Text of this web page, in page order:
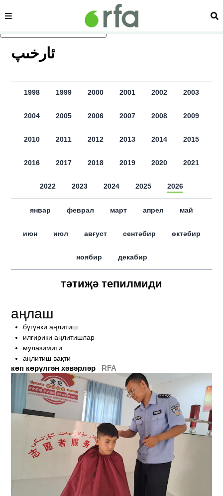
асаслиқ мәзмунға атлаң
сәһипә
ﺋﺎﺭﺧﯩﭗ
1998 1999 2000 2001 2002 2003
2004 2005 2006 2007 2008 2009
2010 2011 2012 2013 2014 2015
2016 2017 2018 2019 2020 2021
2022 2023 2024 2025 2026
январ феврал март апрел май
июн июл авғуст сентәбир өктәбир
ноябир декабир
тәтиҗә тепилмиди
аңлаш
бүгүнки аңлитиш
илгирики аңлитишлар
мулазимити
аңлитиш вақти
көп көрүлгән хәвәрләр RFA